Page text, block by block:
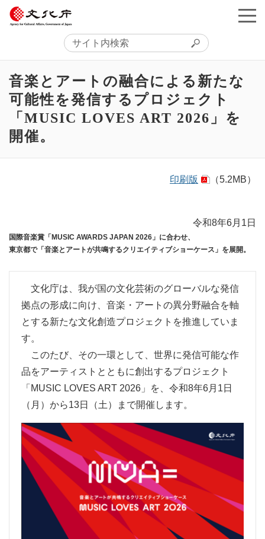
音楽とアートの融合による新たな
可能性を発信するプロジェクト
「MUSIC LOVES ART 2026」を
開催。
印刷版 （5.2MB）
令和8年6月1日
国際音楽賞「MUSIC AWARDS JAPAN 2026」に合わせ、
東京都で「音楽とアートが共鳴するクリエイティブショーケース」を展開。
文化庁は、我が国の文化芸術のグローバルな発信
拠点の形成に向け、音楽・アートの異分野融合を軸
とする新たな文化創造プロジェクトを推進していま
す。
このたび、その一環として、世界に発信可能な作
品をアーティストとともに創出するプロジェクト
「MUSIC LOVES ART 2026」を、令和8年6月1日
（月） から13日 （土） まで開催します。